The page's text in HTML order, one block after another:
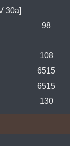
30a]
98
108
6515
6515
130